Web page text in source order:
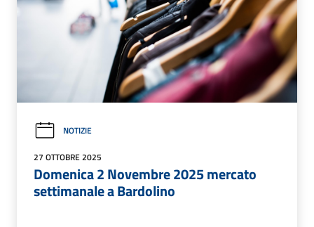
NOTIZIE
27 OTTOBRE 2025
Domenica 2 Novembre 2025 mercato
settimanale a Bardolino